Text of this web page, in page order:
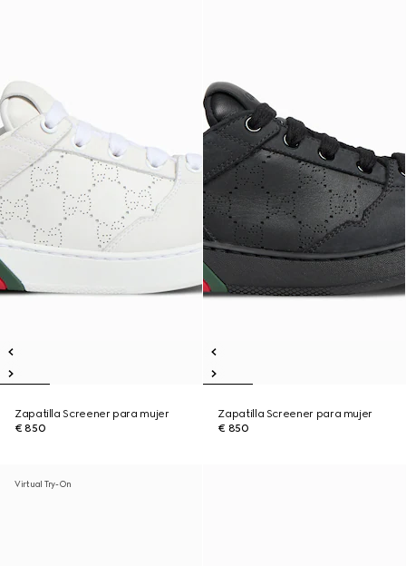
Zapatilla Screener para mujer
€ 850
Zapatilla Screener para mujer
€ 850
Virtual Try-On